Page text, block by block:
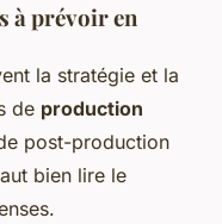
à prévoir en
la stratégie et la
de production
post-production
bien lire le